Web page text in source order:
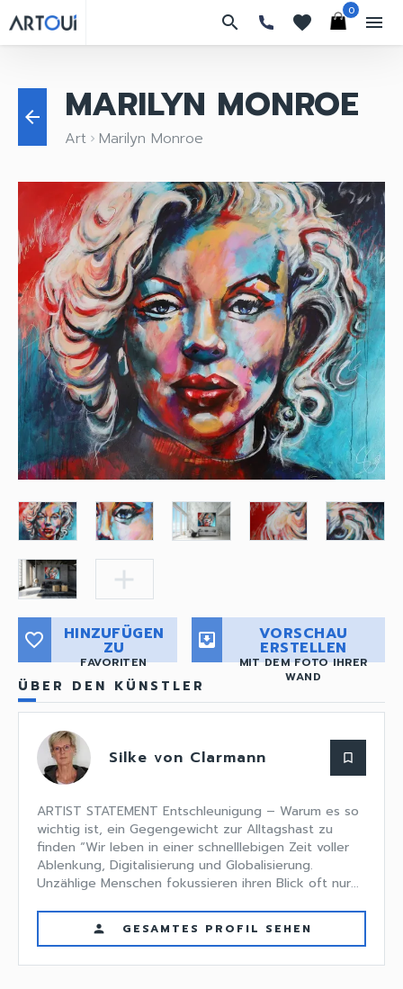
search favorites
0
menu
arrow_back MARILYN MONROE
Art keyboard_arrow_right Marilyn Monroe
add
favorite_border HINZUFÜGEN
ZU
FAVORITEN
move_to_inbox VORSCHAU
ERSTELLEN
MIT DEM FOTO IHRER
WAND
ÜBER DEN KÜNSTLER
Silke von Clarmann bookmark_border
ARTIST STATEMENT Entschleunigung – Warum es so
wichtig ist, ein Gegengewicht zur Alltagshast zu
finden “Wir leben in einer schnelllebigen Zeit voller
Ablenkung, Digitalisierung und Globalisierung.
Unzählige Menschen fokussieren ihren Blick oft nur...
person GESAMTES PROFIL SEHEN